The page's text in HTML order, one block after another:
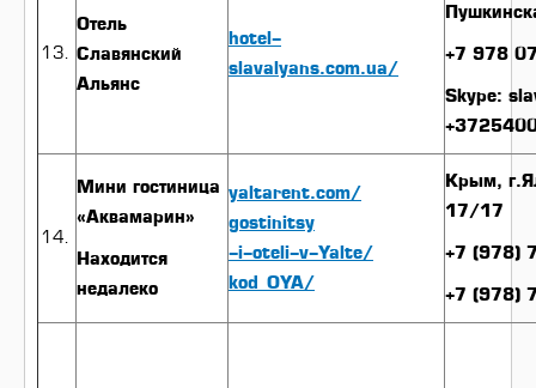
Отель
Славянский
Альянс
hotel-
slavalyans.com.ua/
+7 978
Skype:
Мини гостиница
«Аквамарин»
Находится
недалеко
yaltarent.com/
gostinitsy
-i-oteli-v-Yalte/
kod_OYA/
Крым,
17/17
+7 (978)
+7 (978)